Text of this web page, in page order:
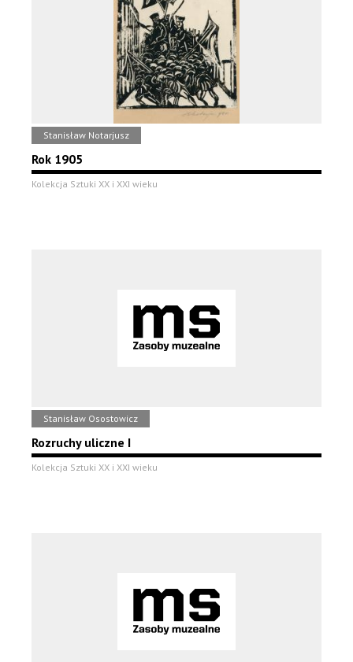
Stanisław Notarjusz
Rok 1905
Kolekcja Sztuki XX i XXI wieku
Stanisław Osostowicz
Rozruchy uliczne I
Kolekcja Sztuki XX i XXI wieku